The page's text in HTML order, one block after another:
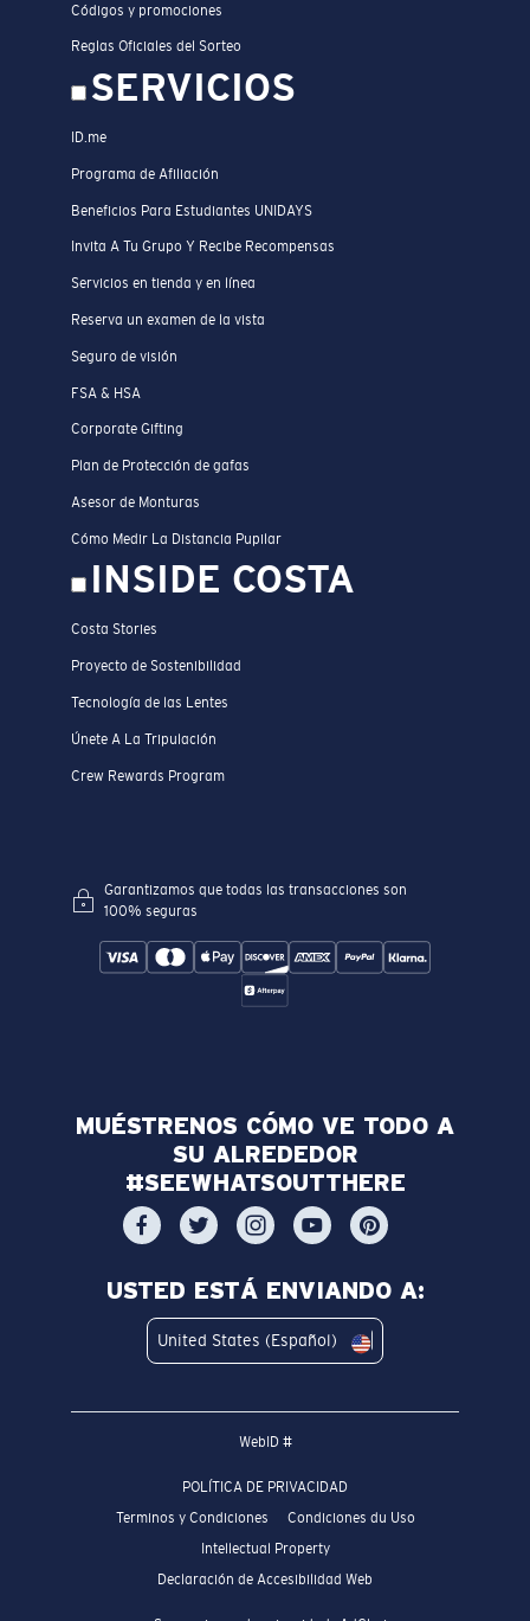
Códigos y promociones
Reglas Oficiales del Sorteo
SERVICIOS
ID.me
Programa de Afiliación
Beneficios Para Estudiantes UNIDAYS
Invita A Tu Grupo Y Recibe Recompensas
Servicios en tienda y en línea
Reserva un examen de la vista
Seguro de visión
FSA & HSA
Corporate Gifting
Plan de Protección de gafas
Asesor de Monturas
Cómo Medir La Distancia Pupilar
INSIDE COSTA
Costa Stories
Proyecto de Sostenibilidad
Tecnología de las Lentes
Únete A La Tripulación
Crew Rewards Program
Garantizamos que todas las transacciones son
100% seguras
MUÉSTRENOS CÓMO VE TODO A
SU ALREDEDOR
#SEEWHATSOUTTHERE
USTED ESTÁ ENVIANDO A:
United States (Español)
WebID #
POLÍTICA DE PRIVACIDAD
Terminos y Condiciones
Condiciones du Uso
Intellectual Property
Declaración de Accesibilidad Web